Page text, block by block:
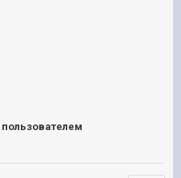
пользователем